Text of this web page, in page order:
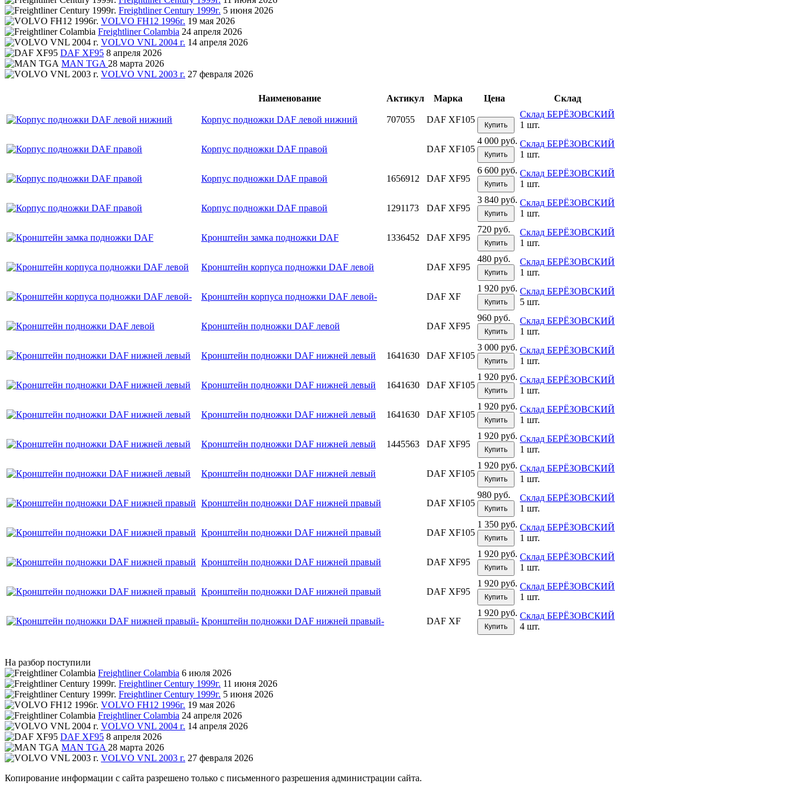
Freightliner Century 1999г. 5 июня 2026
VOLVO FH12 1996г. 19 мая 2026
Freightliner Colambia 24 апреля 2026
VOLVO VNL 2004 г. 14 апреля 2026
DAF XF95 8 апреля 2026
MAN TGA 28 марта 2026
VOLVO VNL 2003 г. 27 февраля 2026
Наименование Актикул Марка Цена Склад
Корпус подножки DAF левой нижний 707055 DAF XF105
Купить
Склад БЕРЁЗОВСКИЙ
1 шт.
Корпус подножки DAF правой DAF XF105
4 000 руб.
Купить
Склад БЕРЁЗОВСКИЙ
1 шт.
Корпус подножки DAF правой 1656912 DAF XF95
6 600 руб.
Купить
Склад БЕРЁЗОВСКИЙ
1 шт.
Корпус подножки DAF правой 1291173 DAF XF95
3 840 руб.
Купить
Склад БЕРЁЗОВСКИЙ
1 шт.
Кронштейн замка подножки DAF 1336452 DAF XF95
720 руб.
Купить
Склад БЕРЁЗОВСКИЙ
1 шт.
Кронштейн корпуса подножки DAF левой DAF XF95
480 руб.
Купить
Склад БЕРЁЗОВСКИЙ
1 шт.
Кронштейн корпуса подножки DAF левой- DAF XF
1 920 руб.
Купить
Склад БЕРЁЗОВСКИЙ
5 шт.
Кронштейн подножки DAF левой DAF XF95
960 руб.
Купить
Склад БЕРЁЗОВСКИЙ
1 шт.
Кронштейн подножки DAF нижней левый 1641630 DAF XF105
3 000 руб.
Купить
Склад БЕРЁЗОВСКИЙ
1 шт.
Кронштейн подножки DAF нижней левый 1641630 DAF XF105
1 920 руб.
Купить
Склад БЕРЁЗОВСКИЙ
1 шт.
Кронштейн подножки DAF нижней левый 1641630 DAF XF105
1 920 руб.
Купить
Склад БЕРЁЗОВСКИЙ
1 шт.
Кронштейн подножки DAF нижней левый 1445563 DAF XF95
1 920 руб.
Купить
Склад БЕРЁЗОВСКИЙ
1 шт.
Кронштейн подножки DAF нижней левый DAF XF105
1 920 руб.
Купить
Склад БЕРЁЗОВСКИЙ
1 шт.
Кронштейн подножки DAF нижней правый DAF XF105
980 руб.
Купить
Склад БЕРЁЗОВСКИЙ
1 шт.
Кронштейн подножки DAF нижней правый DAF XF105
1 350 руб.
Купить
Склад БЕРЁЗОВСКИЙ
1 шт.
Кронштейн подножки DAF нижней правый DAF XF95
1 920 руб.
Купить
Склад БЕРЁЗОВСКИЙ
1 шт.
Кронштейн подножки DAF нижней правый DAF XF95
1 920 руб.
Купить
Склад БЕРЁЗОВСКИЙ
1 шт.
Кронштейн подножки DAF нижней правый- DAF XF
1 920 руб.
Купить
Склад БЕРЁЗОВСКИЙ
4 шт.
На разбор поступили
Freightliner Colambia 6 июля 2026
Freightliner Century 1999г. 11 июня 2026
Freightliner Century 1999г. 5 июня 2026
VOLVO FH12 1996г. 19 мая 2026
Freightliner Colambia 24 апреля 2026
VOLVO VNL 2004 г. 14 апреля 2026
DAF XF95 8 апреля 2026
MAN TGA 28 марта 2026
VOLVO VNL 2003 г. 27 февраля 2026
Копирование информации с сайта разрешено только с письменного разрешения администрации сайта.